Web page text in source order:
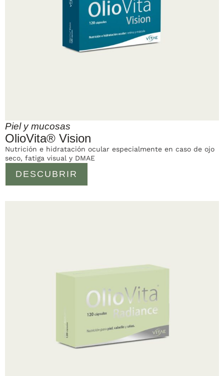
Piel y mucosas
OlioVita® Vision
DESCUBRIR
Nutrición e hidratación ocular especialmente en caso de ojo
seco, fatiga visual y DMAE